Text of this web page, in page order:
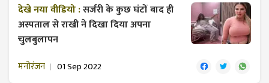
देखे नया वीडियो :सर्जरी के कुछ घंटों बाद ही
अस्पताल से राखी ने दिखा दिया अपना
चुलबुलापन
मनोरंजन 01 Sep 2022